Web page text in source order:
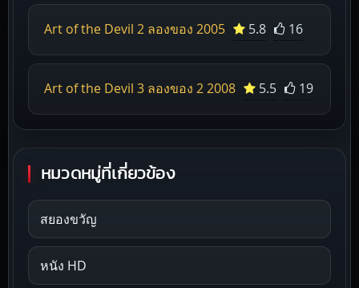
Art of the Devil 2 ลองของ 2005 5.8 16
Art of the Devil 3 ลองของ 2 2008 5.5 19
หมวดหมู่ที่เกี่ยวข้อง
สยองขวัญ
หนัง HD